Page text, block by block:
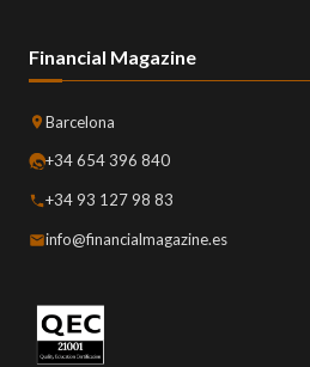
Financial Magazine
Barcelona
+34 654 396 840
+34 93 127 98 83
info@financialmagazine.es